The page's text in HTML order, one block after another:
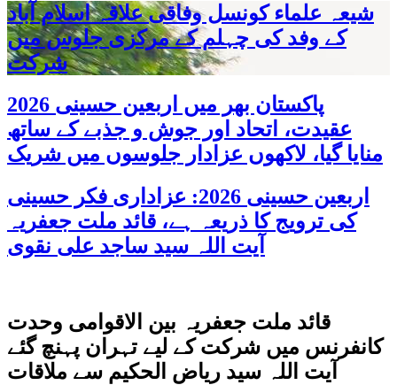
شیعہ علماء کونسل وفاقی علاقہ اسلام آباد
کے وفد کی چہلم کے مرکزی جلوس میں
شرکت
پاکستان بھر میں اربعین حسینی 2026
عقیدت، اتحاد اور جوش و جذبے کے ساتھ
منایا گیا، لاکھوں عزادار جلوسوں میں شریک
اربعین حسینی 2026: عزاداری فکر حسینی
کی ترویج کا ذریعہ ہے، قائد ملت جعفریہ
آیت اللہ سید ساجد علی نقوی
قائد ملت جعفریہ بین الاقوامی وحدت
کانفرنس میں شرکت کے لیے تہران پہنچ گئے
آیت اللہ سید ریاض الحکیم سے ملاقات